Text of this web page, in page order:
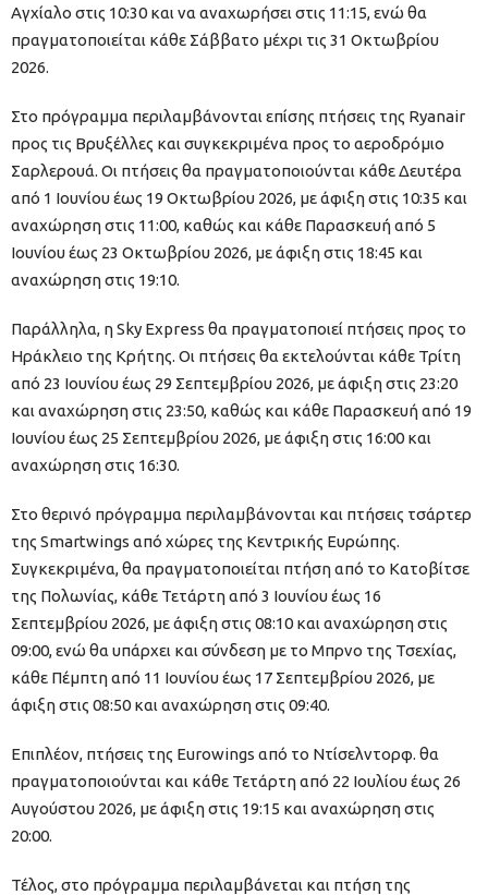
Αγχίαλο στις 10:30 και να αναχωρήσει στις 11:15, ενώ θα
πραγματοποιείται κάθε Σάββατο μέχρι τις 31 Οκτωβρίου
2026.
Στο πρόγραμμα περιλαμβάνονται επίσης πτήσεις της Ryanair
προς τις Bρυξέλλες και συγκεκριμένα προς το αεροδρόμιο
Σαρλερουά. Οι πτήσεις θα πραγματοποιούνται κάθε Δευτέρα
από 1 Ιουνίου έως 19 Οκτωβρίου 2026, με άφιξη στις 10:35 και
αναχώρηση στις 11:00, καθώς και κάθε Παρασκευή από 5
Ιουνίου έως 23 Οκτωβρίου 2026, με άφιξη στις 18:45 και
αναχώρηση στις 19:10.
Παράλληλα, η Sky Express θα πραγματοποιεί πτήσεις προς το
Hράκλειο της Κρήτης. Οι πτήσεις θα εκτελούνται κάθε Τρίτη
από 23 Ιουνίου έως 29 Σεπτεμβρίου 2026, με άφιξη στις 23:20
και αναχώρηση στις 23:50, καθώς και κάθε Παρασκευή από 19
Ιουνίου έως 25 Σεπτεμβρίου 2026, με άφιξη στις 16:00 και
αναχώρηση στις 16:30.
Στο θερινό πρόγραμμα περιλαμβάνονται και πτήσεις τσάρτερ
της Smartwings από χώρες της Κεντρικής Ευρώπης.
Συγκεκριμένα, θα πραγματοποιείται πτήση από το Κατοβίτσε
της Πολωνίας, κάθε Τετάρτη από 3 Ιουνίου έως 16
Σεπτεμβρίου 2026, με άφιξη στις 08:10 και αναχώρηση στις
09:00, ενώ θα υπάρχει και σύνδεση με το Μπρνο της Τσεχίας,
κάθε Πέμπτη από 11 Ιουνίου έως 17 Σεπτεμβρίου 2026, με
άφιξη στις 08:50 και αναχώρηση στις 09:40.
Επιπλέον, πτήσεις της Eurowings από το Ντίσελντορφ. θα
πραγματοποιούνται και κάθε Τετάρτη από 22 Ιουλίου έως 26
Αυγούστου 2026, με άφιξη στις 19:15 και αναχώρηση στις
20:00.
Τέλος, στο πρόγραμμα περιλαμβάνεται και πτήση της